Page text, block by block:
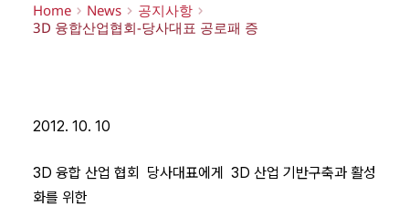
Home News
공지사항
3D 융합산업협회-당사대표 공로패 증
2012. 10. 10
3D 융합 산업 협회 당사대표에게 3D 산업 기반구축과 활성
화를 위한